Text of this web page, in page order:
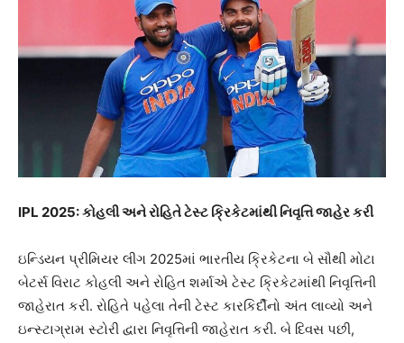
IPL 2025: કોહલી અને રોહિતે ટેસ્ટ ક્રિકેટમાંથી નિવૃત્તિ જાહેર કરી
ઇન્ડિયન પ્રીમિયર લીગ 2025માં ભારતીય ક્રિકેટના બે સૌથી મોટા
બેટર્સ વિરાટ કોહલી અને રોહિત શર્માએ ટેસ્ટ ક્રિકેટમાંથી નિવૃત્તિની
જાહેરાત કરી. રોહિતે પહેલા તેની ટેસ્ટ કારકિર્દીનો અંત લાવ્યો અને
ઇન્સ્ટાગ્રામ સ્ટોરી દ્વારા નિવૃત્તિની જાહેરાત કરી. બે દિવસ પછી,